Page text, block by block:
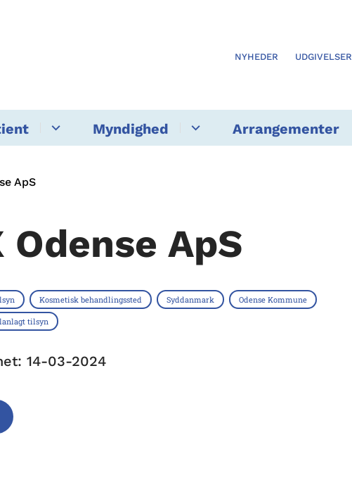
NYHEDER UDGIVELSER
Myndighed Arrangementer
ApS
Odense ApS
Kosmetisk behandlingssted Syddanmark Odense Kommune
tilsyn
14-03-2024